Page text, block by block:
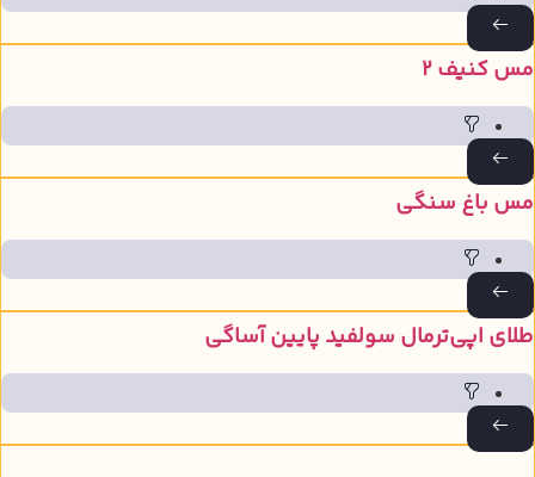
کنیف 2
باغ سنگی
اپی‌ترمال سولفید پایین آساگی